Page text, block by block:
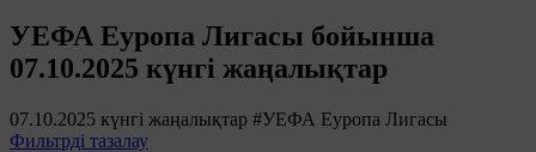
УЕФА Еуропа Лигасы бойынша
07.10.2025 күнгі жаңалықтар
07.10.2025 күнгі жаңалықтар #УЕФА Еуропа Лигасы
Фильтрді тазалау